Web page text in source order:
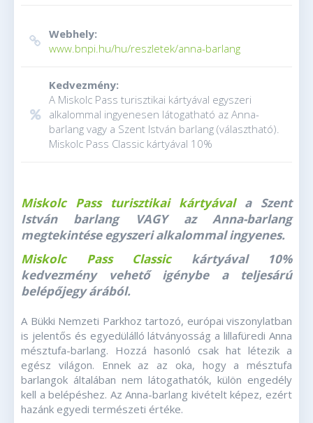
Webhely:
www.bnpi.hu/hu/reszletek/anna-barlang
Kedvezmény:
A Miskolc Pass turisztikai kártyával egyszeri
alkalommal ingyenesen látogatható az Anna-
barlang vagy a Szent István barlang (választható).
Miskolc Pass Classic kártyával 10%
Miskolc Pass turisztikai kártyávala Szent
István barlang VAGY az Anna-barlang
megtekintése egyszeri alkalommal ingyenes.
Miskolc Pass Classickártyával 10%
kedvezmény vehető igénybe a teljesárú
belépőjegy árából.
A Bükki Nemzeti Parkhoz tartozó, európai viszonylatban
is jelentős és egyedülálló látványosság a lillafüredi Anna
mésztufa-barlang. Hozzá hasonló csak hat létezik a
egész világon. Ennek az az oka, hogy a mésztufa
barlangok általában nem látogathatók, külön engedély
kell a belépéshez. Az Anna-barlang kivételt képez, ezért
hazánk egyedi természeti értéke.